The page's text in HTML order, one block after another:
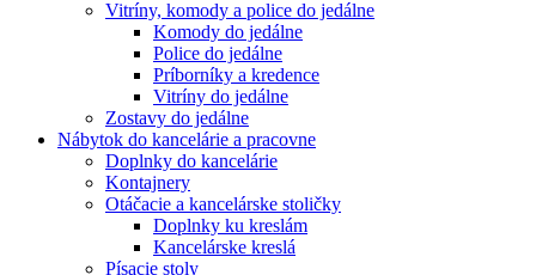
Vitríny, komody a police do jedálne
Komody do jedálne
Police do jedálne
Príborníky a kredence
Vitríny do jedálne
Zostavy do jedálne
Nábytok do kancelárie a pracovne
Doplnky do kancelárie
Kontajnery
Otáčacie a kancelárske stoličky
Doplnky ku kreslám
Kancelárske kreslá
Písacie stoly